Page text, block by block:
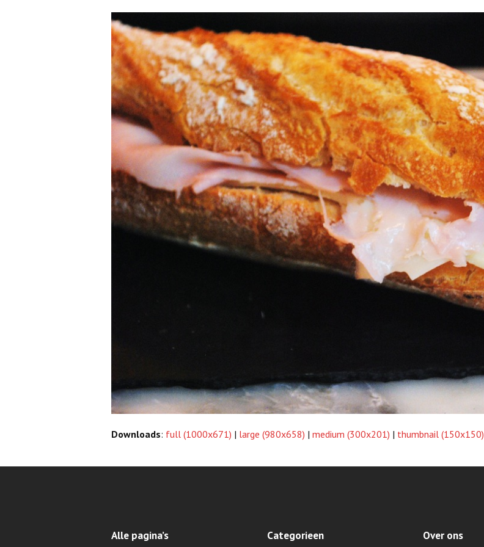
Downloads: full (1000x671) | large (980x658) | medium (300x201) | thumbnail (150x150)
Alle pagina’s Categorieen Over ons